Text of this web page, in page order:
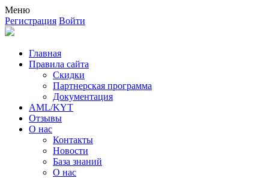
Меню
Регистрация Войти
Главная
Правила сайта
Скидки
Партнерская программа
Документация
AML/KYT
Отзывы
О нас
Контакты
Новости
База знаний
О нас